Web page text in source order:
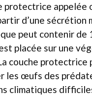
protectrice appelée
d’une sécrétion
peut contenir de
placée sur une
couche protectrice
les œufs des
climatiques